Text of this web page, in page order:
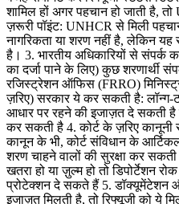
शामिल हों अगर पहचान हो जाती है,
ज़रूरी पॉइंट: UNHCR से मिली
नागरिकता या शरण नहीं है, लेकिन
है। 3. भारतीय अधिकारियों से संपर्क
का दर्जा पाने के लिए) कुछ शरणार्थी
रजिस्ट्रेशन ऑफिस (FRRO)
ज़रिए) सरकार ये कर सकती है: लॉन्ग-
आधार पर रहने की इजाज़त दे सकती है
कर सकती है 4. कोर्ट के ज़रिए कानूनी
कानून के भी, कोर्ट संविधान के
शरण चाहने वालों की सुरक्षा कर
खतरा हो या ज़ुल्म हो तो डिपोर्टेशन
प्रोटेक्शन दे सकते हैं 5. डॉक्यूमेंटेशन
इजाज़त मिलती है, तो रिफ्यूजी को ये